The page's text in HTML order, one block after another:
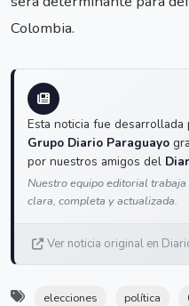
Colombia.
Esta noticia fue desarrollada
Grupo Diario Paraguayo
por nuestros amigos del
Nuestro equipo editorial
clara, completa y actualizada.
Ver noticia original en
elecciones política